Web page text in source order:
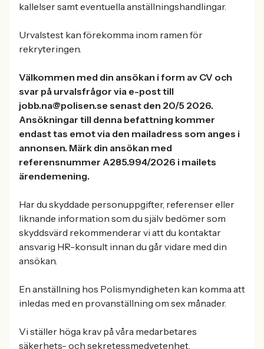
kallelser samt eventuella anställningshandlingar.
Urvalstest kan förekomma inom ramen för
rekryteringen.
Välkommen med din ansökan i form av CV och
svar på urvalsfrågor via e-post till
jobb.na@polisen.se senast den 20/5 2026.
Ansökningar till denna befattning kommer
endast tas emot via den mailadress som anges i
annonsen. Märk din ansökan med
referensnummer A285.994/2026 i mailets
ärendemening.
Har du skyddade personuppgifter, referenser eller
liknande information som du själv bedömer som
skyddsvärd rekommenderar vi att du kontaktar
ansvarig HR-konsult innan du går vidare med din
ansökan.
En anställning hos Polismyndigheten kan komma att
inledas med en provanställning om sex månader.
Vi ställer höga krav på våra medarbetares
säkerhets- och sekretessmedvetenhet.